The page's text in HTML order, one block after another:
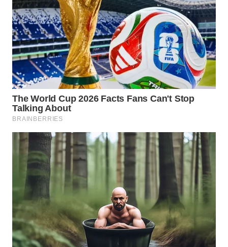
WN
PURWAKARTA
WN
PRIANGAN
TIMUR
WN
SEMARANG
SOLO
WN
BOROBUDUR
WN
MADURA
WN